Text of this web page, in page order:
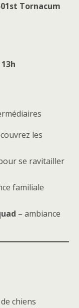
Tornacum
les
se ravitailler
familiale
– ambiance
chiens